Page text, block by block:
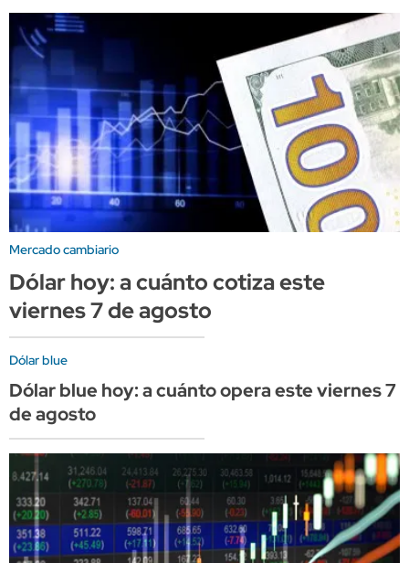
Mercado cambiario
Dólar hoy: a cuánto cotiza este
viernes 7 de agosto
Dólar blue
Dólar blue hoy: a cuánto opera este viernes 7
de agosto